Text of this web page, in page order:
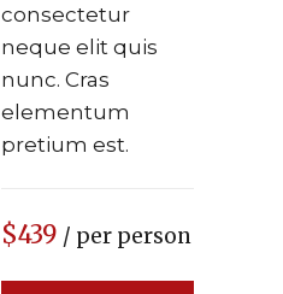
consectetur
neque elit quis
nunc. Cras
elementum
pretium est.
$439 / per person